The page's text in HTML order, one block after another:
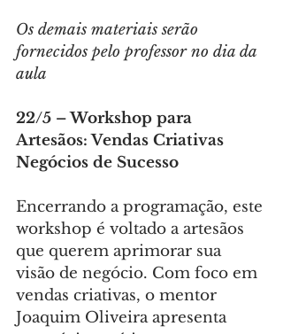
Os demais materiais serão
fornecidos pelo professor no dia da
aula
22/5 – Workshop para
Artesãos: Vendas Criativas
Negócios de Sucesso
Encerrando a programação, este
workshop é voltado a artesãos
que querem aprimorar sua
visão de negócio. Com foco em
vendas criativas, o mentor
Joaquim Oliveira apresenta